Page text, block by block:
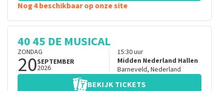
Nog 4 beschikbaar op onze site
40 45 DE MUSICAL
ZONDAG
20SEPTEMBER
2026
15:30uur
Midden Nederland Hallen
Barneveld, Nederland
BEKIJK TICKETS